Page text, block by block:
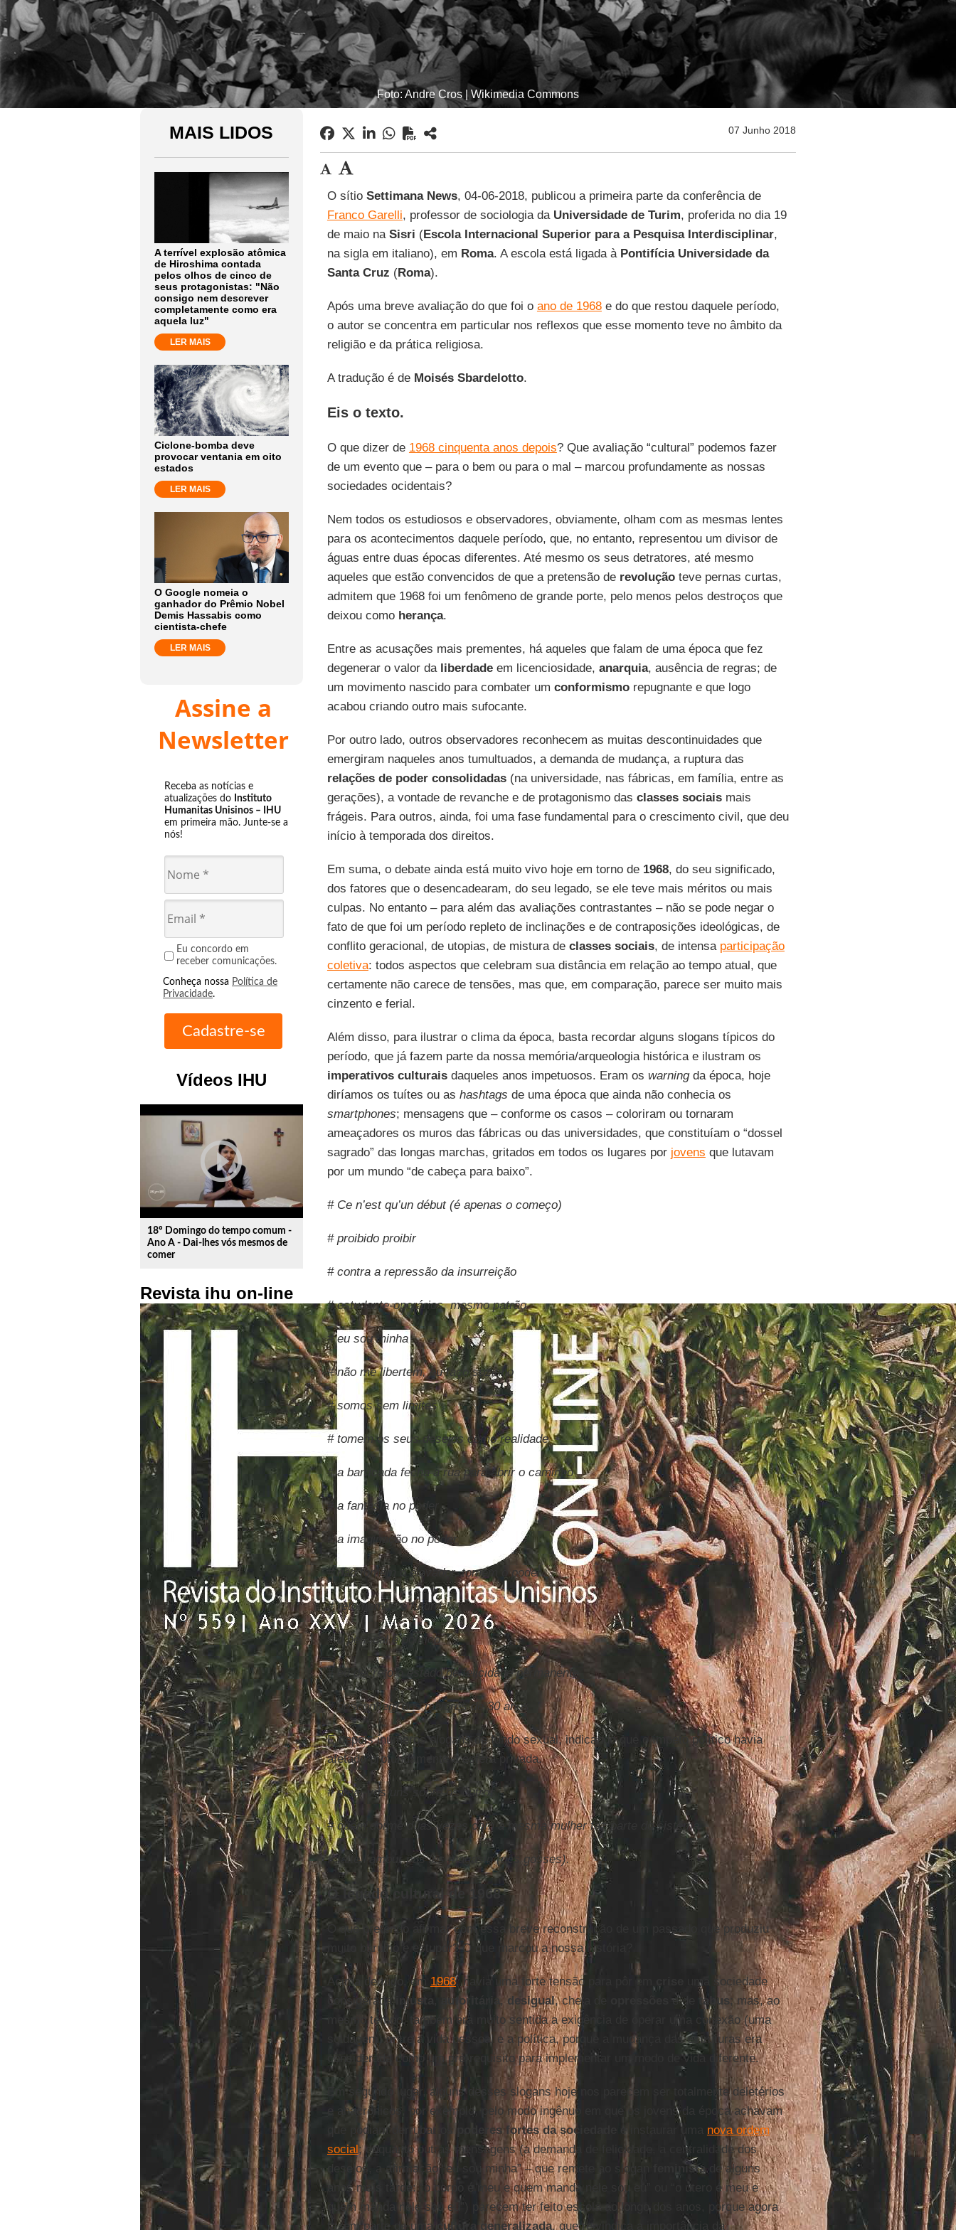
Foto: Andre Cros | Wikimedia Commons
MAIS LIDOS
A terrível explosão atômica
de Hiroshima contada
pelos olhos de cinco de
seus protagonistas: "Não
consigo nem descrever
completamente como era
aquela luz"
LER MAIS
Ciclone-bomba deve
provocar ventania em oito
estados
LER MAIS
O Google nomeia o
ganhador do Prêmio Nobel
Demis Hassabis como
cientista-chefe
LER MAIS
Assine a
Newsletter
Receba as notícias e
atualizações do Instituto
Humanitas Unisinos – IHU
em primeira mão. Junte-se a
nós!
Eu concordo em
receber comunicações.
Conheça nossa Política de
Privacidade.
Vídeos IHU
play_circle_outline
18º Domingo do tempo comum -
Ano A - Dai-lhes vós mesmos de
comer
Revista ihu on-line
07 Junho 2018
O sítio Settimana News, 04-06-2018, publicou a primeira parte da conferência de
Franco Garelli, professor de sociologia da Universidade de Turim, proferida no dia 19
de maio na Sisri (Escola Internacional Superior para a Pesquisa Interdisciplinar,
na sigla em italiano), em Roma. A escola está ligada à Pontifícia Universidade da
Santa Cruz (Roma).
Após uma breve avaliação do que foi o ano de 1968e do que restou daquele período,
o autor se concentra em particular nos reflexos que esse momento teve no âmbito da
religião e da prática religiosa.
A tradução é de Moisés Sbardelotto.
Eis o texto.
O que dizer de 1968 cinquenta anos depois? Que avaliação “cultural” podemos fazer
de um evento que – para o bem ou para o mal – marcou profundamente as nossas
sociedades ocidentais?
Nem todos os estudiosos e observadores, obviamente, olham com as mesmas lentes
para os acontecimentos daquele período, que, no entanto, representou um divisor de
águas entre duas épocas diferentes. Até mesmo os seus detratores, até mesmo
aqueles que estão convencidos de que a pretensão de revoluçãoteve pernas curtas,
admitem que 1968 foi um fenômeno de grande porte, pelo menos pelos destroços que
deixou como herança.
Entre as acusações mais prementes, há aqueles que falam de uma época que fez
degenerar o valor da liberdadeem licenciosidade, anarquia, ausência de regras; de
um movimento nascido para combater um conformismorepugnante e que logo
acabou criando outro mais sufocante.
Por outro lado, outros observadores reconhecem as muitas descontinuidades que
emergiram naqueles anos tumultuados, a demanda de mudança, a ruptura das
relações de poder consolidadas(na universidade, nas fábricas, em família, entre as
gerações), a vontade de revanche e de protagonismo das classes sociaismais
frágeis. Para outros, ainda, foi uma fase fundamental para o crescimento civil, que deu
início à temporada dos direitos.
Em suma, o debate ainda está muito vivo hoje em torno de 1968, do seu significado,
dos fatores que o desencadearam, do seu legado, se ele teve mais méritos ou mais
culpas. No entanto – para além das avaliações contrastantes – não se pode negar o
fato de que foi um período repleto de inclinações e de contraposições ideológicas, de
conflito geracional, de utopias, de mistura de classes sociais, de intensa participação
coletiva: todos aspectos que celebram sua distância em relação ao tempo atual, que
certamente não carece de tensões, mas que, em comparação, parece ser muito mais
cinzento e ferial.
Além disso, para ilustrar o clima da época, basta recordar alguns slogans típicos do
período, que já fazem parte da nossa memória/arqueologia histórica e ilustram os
imperativos culturaisdaqueles anos impetuosos. Eram os warningda época, hoje
diríamos os tuítes ou as hashtags de uma época que ainda não conhecia os
smartphones; mensagens que – conforme os casos – coloriram ou tornaram
ameaçadores os muros das fábricas ou das universidades, que constituíam o “dossel
sagrado” das longas marchas, gritados em todos os lugares por jovens que lutavam
por um mundo “de cabeça para baixo”.
# Ce n’est qu’un début (é apenas o começo)
# proibido proibir
# contra a repressão da insurreição
# estudante-operários, mesmo patrão
# eu sou minha
# não me libertem, eu faço sozinho
# somos sem limites
# tomem os seus desejos como realidade
# a barricada fecha a rua para abrir o caminho
# a fantasia no poder
# a imaginação no poder
# não tomem o elevador, tomem o poder
# retomemos o futuro
# o pessoal é político
# eu decreto o estado de felicidade permanente
# desconfiem dos maiores de 30 anos
E depois inúmeros slogans de fundo sexual, indicando que o ímpeto político havia
afetado profundamente a esfera privada.
# amai-vos uns sobre os outros
# quem dorme duas vezes com a mesma mulher faz parte do sistema
# faite l’amour pas les magasin (des gosses).
O legado cultural de 1968
O que pretendo afirmar com essa breve reconstrução de um passado que produziu
muito barulho e estupor? O que marcou a nossa história?
Acima de tudo, em 1968, havia uma forte tensão para pôr em
uma sociedade
considerada injusta autoritária, desigual, cheia de e de tabus; mas, ao
mesmo tempo, também era muito sentida a exigência de operar uma conexão (uma
soldagem) entre a vida pessoal e a política, porque a mudança das estruturas era
considerada como um pré-requisito para implementar um modo de vida diferente.
Em segundo lugar, alguns desses slogans hoje nos parecem ser totalmente deletérios
e anacrônicos, por exemplo, pelo modo ingênuo em que os jovens da época achavam
que podiam derrubar os
poderes fortes da sociedade e instaurar uma nova ordem
social; enquanto outras mensagens (a demanda de felicidade, a centralidade dos
desejos, a afirmação “eu sou minha” – que remete ao slogan
feministade alguns
anos mais tarde: “o corpo é meu e quem manda nele sou eu” ou “o útero é meu e
quem manda nele sou eu”) parecem ter feito escola ao longo dos anos, porque agora
fazem parte de uma
cultura generalizada, que reivindica a importância da